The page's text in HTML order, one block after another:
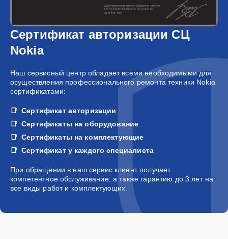
Сертификат авторизации СЦ
Nokia
Наш сервисный центр обладает всеми необходимыми для
осуществления профессионального ремонта техники Nokia
сертификатами:
Сертификат авторизации
Сертификаты на оборудование
Сертификаты на комплектующие
Сертификат у каждого специалиста
При обращении в наш сервис клиент получает
компетентное обслуживание, а также гарантию до 3 лет на
все виды работ и комплектующих.